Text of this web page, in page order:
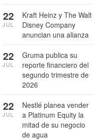
Kraft Heinz y The Walt
Disney Company
anuncian una alianza
22
JUL
Gruma publica su
reporte financiero del
segundo trimestre de
2026
22
JUL
Nestlé planea vender
a Platinum Equity la
mitad de su negocio
de agua
22
JUL